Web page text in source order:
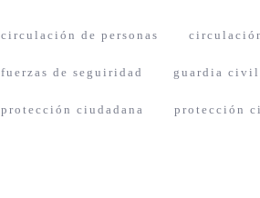
circulación de personas
fuerzas de seguiridad guardia civil
protección ciudadana protección